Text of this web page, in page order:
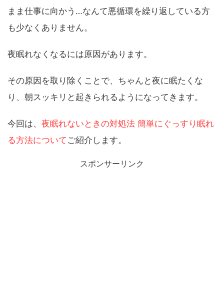
まま仕事に向かう…なんて悪循環を繰り返している方
も少なくありません。
夜眠れなくなるには原因があります。
その原因を取り除くことで、ちゃんと夜に眠たくな
り、朝スッキリと起きられるようになってきます。
今回は、 夜眠れないときの対処法 簡単にぐっすり眠れ
る方法について ご紹介します。
スポンサーリンク